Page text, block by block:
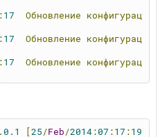
: 17 Обновление
конфигурац
: 17 Обновление
конфигурац
: 17 Обновление
конфигурац
17 Запуск MySQL-5.5.35
: 19 Веб-сервер успешно
за
. 0.1 25 /Feb /2014 : 07 : 17 : 19